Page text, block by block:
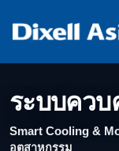
ระบบควบ
Smart Cooling &
อุตสาหกรรม